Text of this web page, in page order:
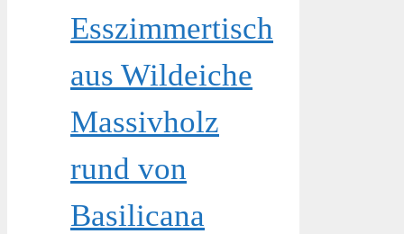
Esszimmertisch
aus Wildeiche
Massivholz
rund von
Basilicana